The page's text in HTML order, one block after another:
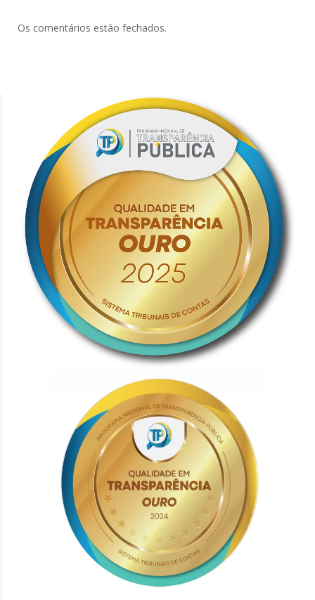
Os comentários estão fechados.